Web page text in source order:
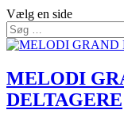
Vælg en side
MELODI
DELTAGERE